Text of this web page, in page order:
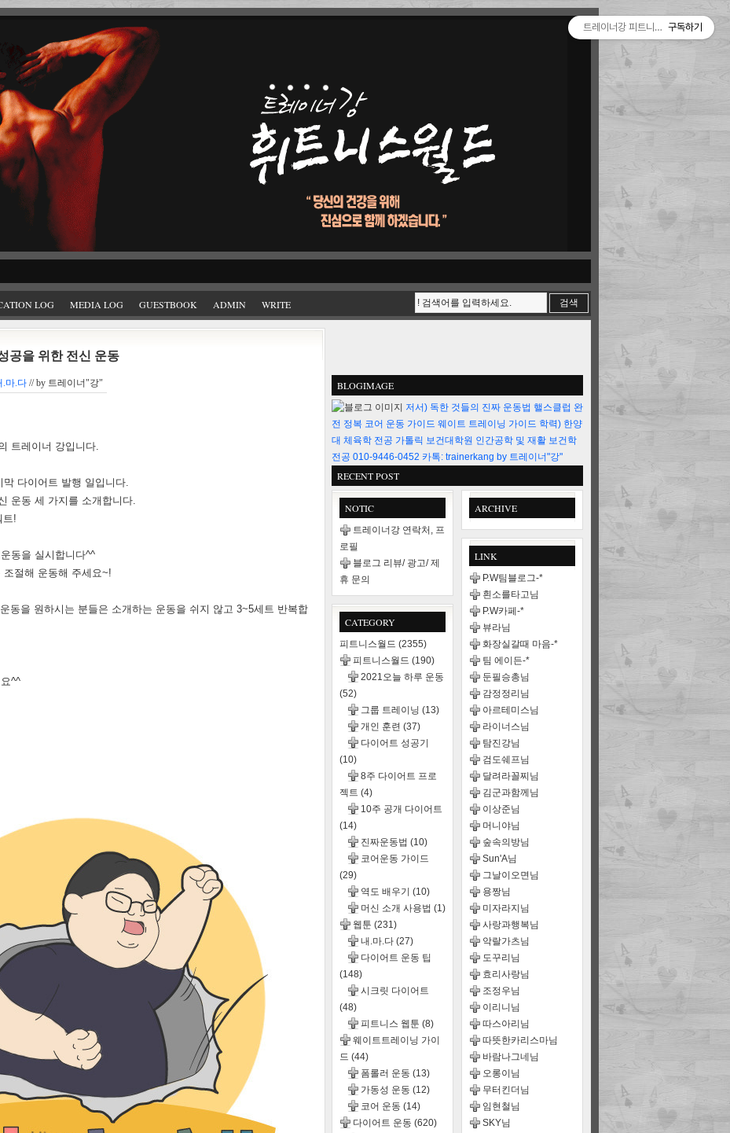
LOG MEDIA LOG GUESTBOOK ADMIN WRITE
공을 위한 전신 운동
.마.다 // by 트레이너"강"
트레이너 강입니다.
다이어트 발행 일입니다.
운동 세 가지를 소개합니다.
트!
동을 실시합니다^^
절해 운동해 주세요~!
동을 원하시는 분들은 소개하는 운동을 쉬지 않고 3~5세트 반복합
^^
BLOGIMAGE
저서) 독한 것들의 진짜 운동법 핼스클럽 완
전 정복 코어 운동 가이드 웨이트 트레이닝 가이드 학력) 한양
대 체육학 전공 가톨릭 보건대학원 인간공학 및 재활 보건학
전공 010-9446-0452 카톡: trainerkang by 트레이너"강"
RECENT POST
ARCHIVE
LINK
P.W팀블로그-*
흰소를타고님
P.W카페-*
뷰라님
화장실갈때 마음-*
팀 에이든-*
둔필승총님
감정정리님
아르테미스님
라이너스님
탐진강님
검도쉐프님
달려라꼴찌님
김군과함께님
이상준님
머니야님
숲속의방님
Sun'A님
그날이오면님
용짱님
미자라지님
사랑과행복님
악랄가츠님
도꾸리님
효리사랑님
조정우님
이리니님
따스아리님
따뜻한카리스마님
바람나그네님
오롱이님
무터킨더님
임현철님
SKY님
NOTIC
트레이너강 연락처, 프
로필
블로그 리뷰/ 광고/ 제
휴 문의
CATEGORY
피트니스월드 (2355)
피트니스월드 (190)
2021오늘 하루 운동
(52)
그룹 트레이닝 (13)
개인 훈련 (37)
다이어트 성공기
(10)
8주 다이어트 프로
젝트 (4)
10주 공개 다이어트
(14)
진짜운동법 (10)
코어운동 가이드
(29)
역도 배우기 (10)
머신 소개 사용법 (1)
웹툰 (231)
내.마.다 (27)
다이어트 운동 팁
(148)
시크릿 다이어트
(48)
피트니스 웹툰 (8)
웨이트트레이닝 가이
드 (44)
폼롤러 운동 (13)
가동성 운동 (12)
코어 운동 (14)
다이어트 운동 (620)
트레이너강 피트니스월드구독하기